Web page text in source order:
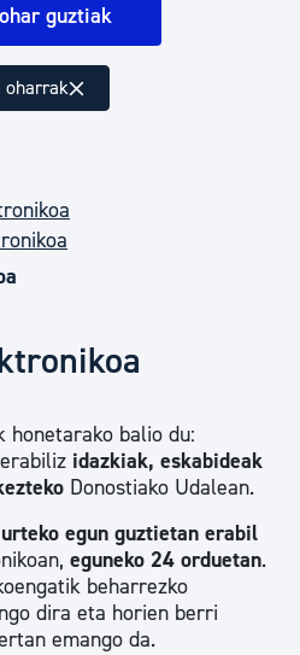
guztiak
oharrak
balio du:
idazkiak, eskabideak
Donostiako Udalean.
urteko egun guztietan erabil
eguneko 24 orduetan.
beharrezko
dira eta horien berri
emango da.